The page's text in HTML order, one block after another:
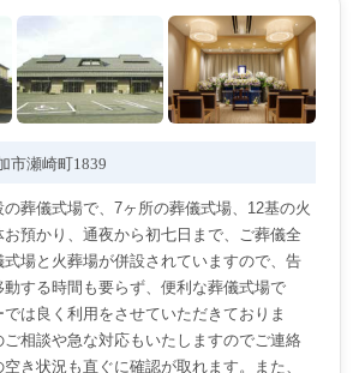
市瀬崎町1839
葬儀式場で、7ヶ所の葬儀式場、12基の火
預かり、通夜から初七日まで、ご葬儀全
場と火葬場が併設されていますので、告
する時間も要らず、便利な葬儀式場で
は良く利用をさせていただきておりま
相談や急な対応もいたしますのでご連絡
き状況も直ぐに確認が取れます。また、